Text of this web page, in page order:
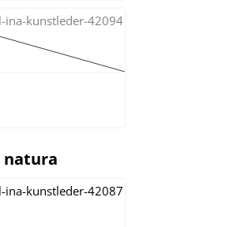
weiß
(Diese Option ist zurzeit nicht verfügbar.)
natura